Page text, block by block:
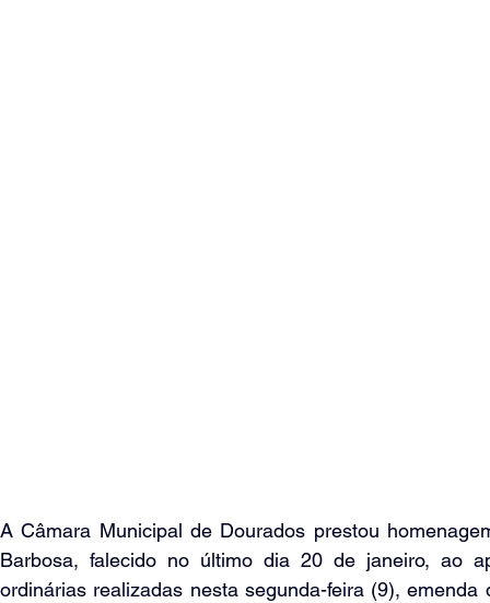
A Câmara Municipal de Dourados prestou
Barbosa, falecido no último dia 20 de janeiro, ao
ordinárias realizadas nesta segunda-feira (9), emenda